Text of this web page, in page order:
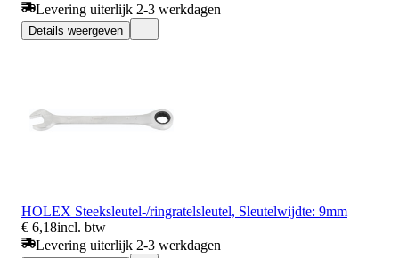
Levering uiterlijk 2-3 werkdagen
Details weergeven
HOLEX Steeksleutel-/ringratelsleutel, Sleutelwijdte: 9mm
€ 6,18incl. btw
Levering uiterlijk 2-3 werkdagen